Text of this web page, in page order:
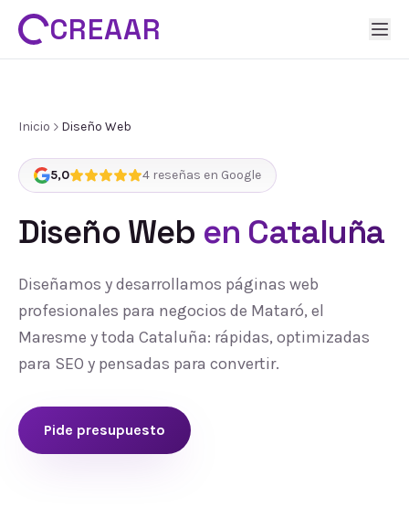
CREAAR
Inicio Diseño Web
5,0 4 reseñas en Google
Diseño Web en Cataluña
Diseñamos y desarrollamos páginas web
profesionales para negocios de Mataró, el
Maresme y toda Cataluña: rápidas, optimizadas
para SEO y pensadas para convertir.
Pide presupuesto